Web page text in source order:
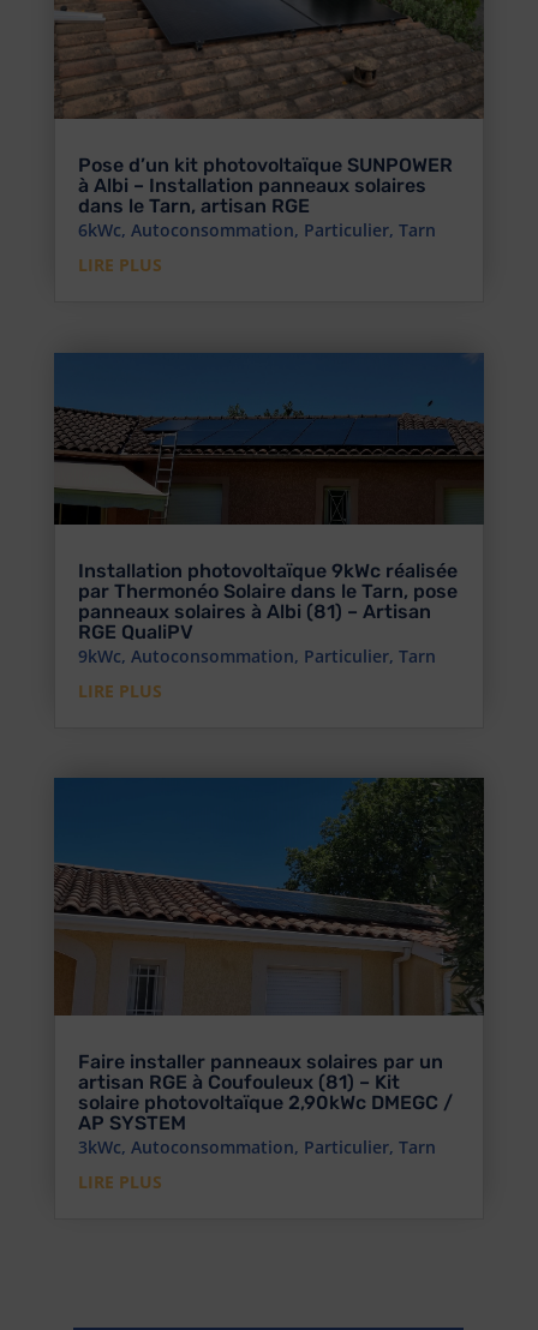
Pose d’un kit photovoltaïque SUNPOWER
à Albi – Installation panneaux solaires
dans le Tarn, artisan RGE
6kWc, Autoconsommation, Particulier, Tarn
LIRE PLUS
Installation photovoltaïque 9kWc réalisée
par Thermonéo Solaire dans le Tarn, pose
panneaux solaires à Albi (81) – Artisan
RGE QualiPV
9kWc, Autoconsommation, Particulier, Tarn
LIRE PLUS
Faire installer panneaux solaires par un
artisan RGE à Coufouleux (81) – Kit
solaire photovoltaïque 2,90kWc DMEGC /
AP SYSTEM
3kWc, Autoconsommation, Particulier, Tarn
LIRE PLUS